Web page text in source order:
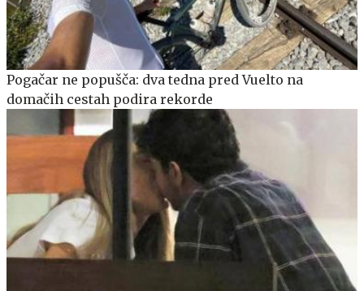
Pogačar ne popušča: dva tedna pred Vuelto na
domačih cestah podira rekorde